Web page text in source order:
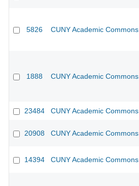
5826 CUNY Academic Commons
1888 CUNY Academic Commons
23484 CUNY Academic Commons
20908 CUNY Academic Commons
14394 CUNY Academic Commons